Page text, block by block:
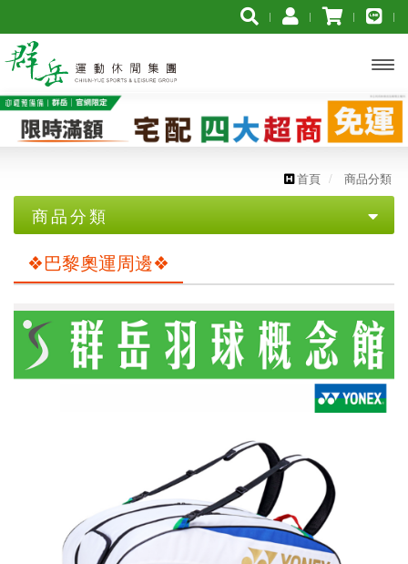
主選
首頁 商品分類
商品分類
優惠專區
【YONEX服飾促銷組合】➨ 3件組合再打7折
【YONEX服飾促銷組合】➨ 2件組合再打8折
【YONEX優乃克】羽球拍$2300 買一送一
【群岳 F4】★2代羽球拍 $3000買一送一★
【群岳 CY】★運動毛巾 $399買一送一★
☆☆☆☆☆ 暑假限定 1組只要 2999 ☆☆☆☆☆ (球
拍/球鞋/襪子各1)
限時優惠3件1000
❖巴黎奧運周邊❖